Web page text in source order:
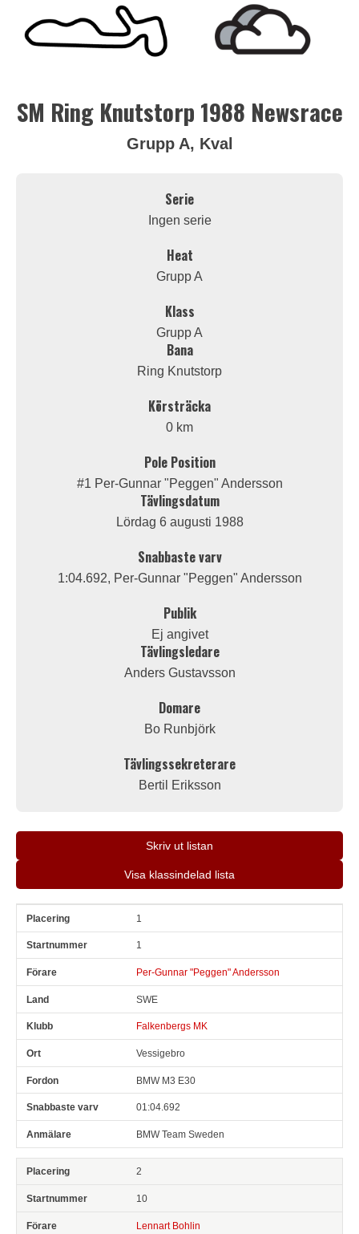
SM Ring Knutstorp 1988 Newsrace
Grupp A, Kval
Serie
Ingen serie
Heat
Grupp A
Klass
Grupp A
Bana
Ring Knutstorp
Körsträcka
0 km
Pole Position
#1 Per-Gunnar "Peggen" Andersson
Tävlingsdatum
Lördag 6 augusti 1988
Snabbaste varv
1:04.692, Per-Gunnar "Peggen" Andersson
Publik
Ej angivet
Tävlingsledare
Anders Gustavsson
Domare
Bo Runbjörk
Tävlingssekreterare
Bertil Eriksson
Skriv ut listan
Visa klassindelad lista
Pl Snr 1
1
Per-Gunnar "Peggen" Andersson
SWE
Falkenbergs MK
Vessigebro
BMW M3 E30
01:04.692
BMW Team Sweden
2
10
Lennart Bohlin